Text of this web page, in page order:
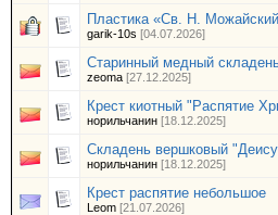
Пластика «Св. Н.
garik-10s [04.07.2026]
Старинный медный
zeoma [27.12.2025]
Крест киотный "Распятие
норильчанин [18.12.2025]
Складень вершковый
норильчанин [18.12.2025]
Крест распятие небольшое
Leom [21.07.2026]